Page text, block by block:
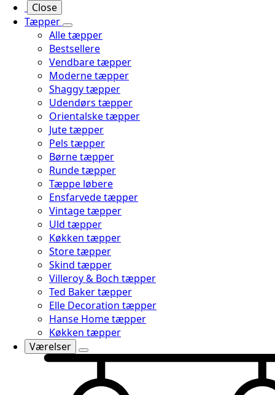
Close
Tæpper
Alle tæpper
Bestsellere
Vendbare tæpper
Moderne tæpper
Shaggy tæpper
Udendørs tæpper
Orientalske tæpper
Jute tæpper
Pels tæpper
Børne tæpper
Runde tæpper
Tæppe løbere
Ensfarvede tæpper
Vintage tæpper
Uld tæpper
Køkken tæpper
Store tæpper
Skind tæpper
Villeroy & Boch tæpper
Ted Baker tæpper
Elle Decoration tæpper
Hanse Home tæpper
Køkken tæpper
Værelser